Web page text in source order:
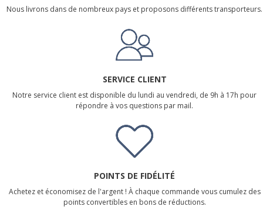
Nous livrons dans de nombreux pays et proposons différents transporteurs.
SERVICE CLIENT
Notre service client est disponible du lundi au vendredi, de 9h à 17h pour
répondre à vos questions par mail.
POINTS DE FIDÉLITÉ
Achetez et économisez de l'argent ! À chaque commande vous cumulez des
points convertibles en bons de réductions.